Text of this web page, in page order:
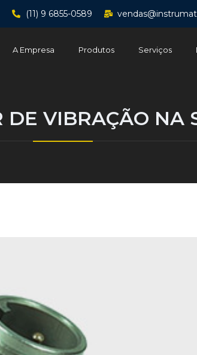
(11) 9 6855-0589
A Empresa Produtos Serviços
DE VIBRAÇÃO NA